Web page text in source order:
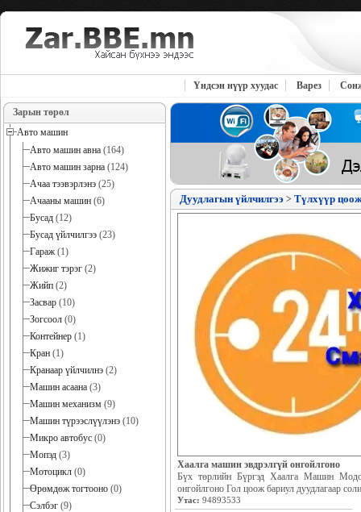
Үндсэн нүүр хуудас Варез
Зарын төрөл
Авто машин
Авто машин авна (164)
Авто машин зарна (124)
Ачаа тээвэрлэнэ (25)
Ачааны машин (6)
Бусад (12)
Бусад үйлчилгээ (23)
Гараж(1)
Жижиг тэрэг (2)
Жийп (2)
Засвар (10)
Зогсоол (0)
Контейнер (1)
Кран (1)
Кранаар үйлчилнэ (2)
Машин асаана (3)
Машин механизм (9)
Машин түрээслүүлэнэ (10)
Микро автобус (0)
Мопэд (3)
Мотоцикл (0)
Өрөмдөж тогтооно (0)
Сэлбэг (9)
Дуудлагын үйлчилгээ > Түлхүүр
Хаалга машин эвдрэлгүй онгойлгоно
Бүх төрлийн Бүргэд Хаалга Машин
онгойлгоно Гол цоож бариул дуудлагаар
Утас: 94893533